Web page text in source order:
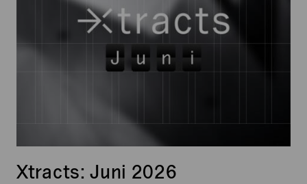
Xtracts: Juni 2026